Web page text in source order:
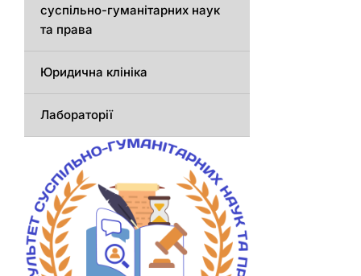
суспільно-гуманітарних наук
та права
Юридична клініка
Лабораторії